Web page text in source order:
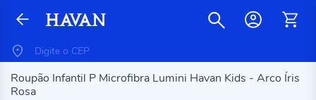
Roupão Infantil P Microfibra Lumini Havan Kids - Arco Íris
Rosa